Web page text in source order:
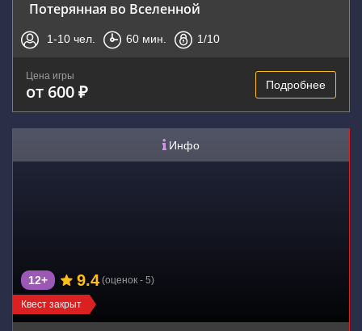
Потерянная во Вселенной
1-10 чел. 60 мин. 1/10
Цена игры
от 600 ₽ Подробнее
Инфо
Квест закрыт
12+ 9.4 (оценок - 5)